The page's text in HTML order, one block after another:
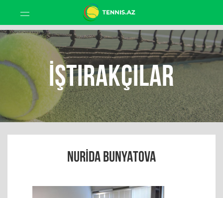
İştirakçılar
NURIDA BUNYATOVA